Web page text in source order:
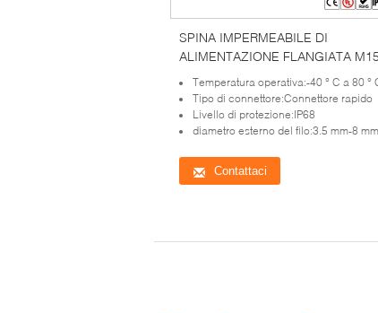
SPINA IMPERMEABILE DI
ALIMENTAZIONE FLANGIATA M15
Contatto in rame maschio/femmina
Temperatura operativa:-40 ° C a 80 °
Tipo di connettore:Connettore rapido
Livello di protezione:IP68
diametro esterno del filo:3.5 mm-8 mm
Contattaci